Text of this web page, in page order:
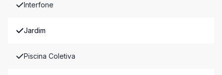
Interfone
Jardim
Piscina Coletiva